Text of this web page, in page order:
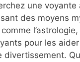
une
des moyens
pour les
divertissement.